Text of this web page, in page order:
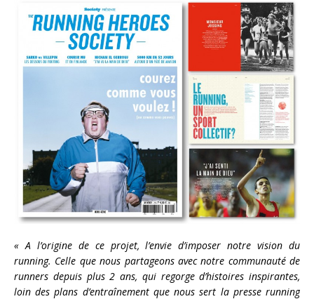
« A l’origine de ce projet, l’envie d’imposer notre vision du
running. Celle que nous partageons avec notre communauté de
runners depuis plus 2 ans, qui regorge d’histoires inspirantes,
loin des plans d’entraînement que nous sert la presse running